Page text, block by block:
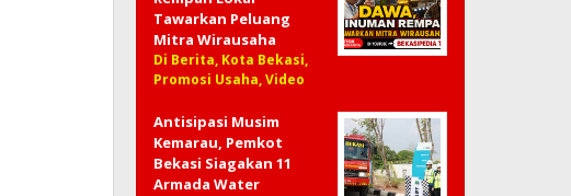
Tawarkan Peluang
Mitra Wirausaha
Di Berita, Kota Bekasi,
Promosi Usaha, Video
Antisipasi Musim
Kemarau, Pemkot
Bekasi Siagakan 11
Armada Water